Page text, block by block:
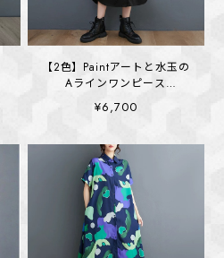
【2色】Paintアートと水玉の
Aラインワンピース
¥6,700